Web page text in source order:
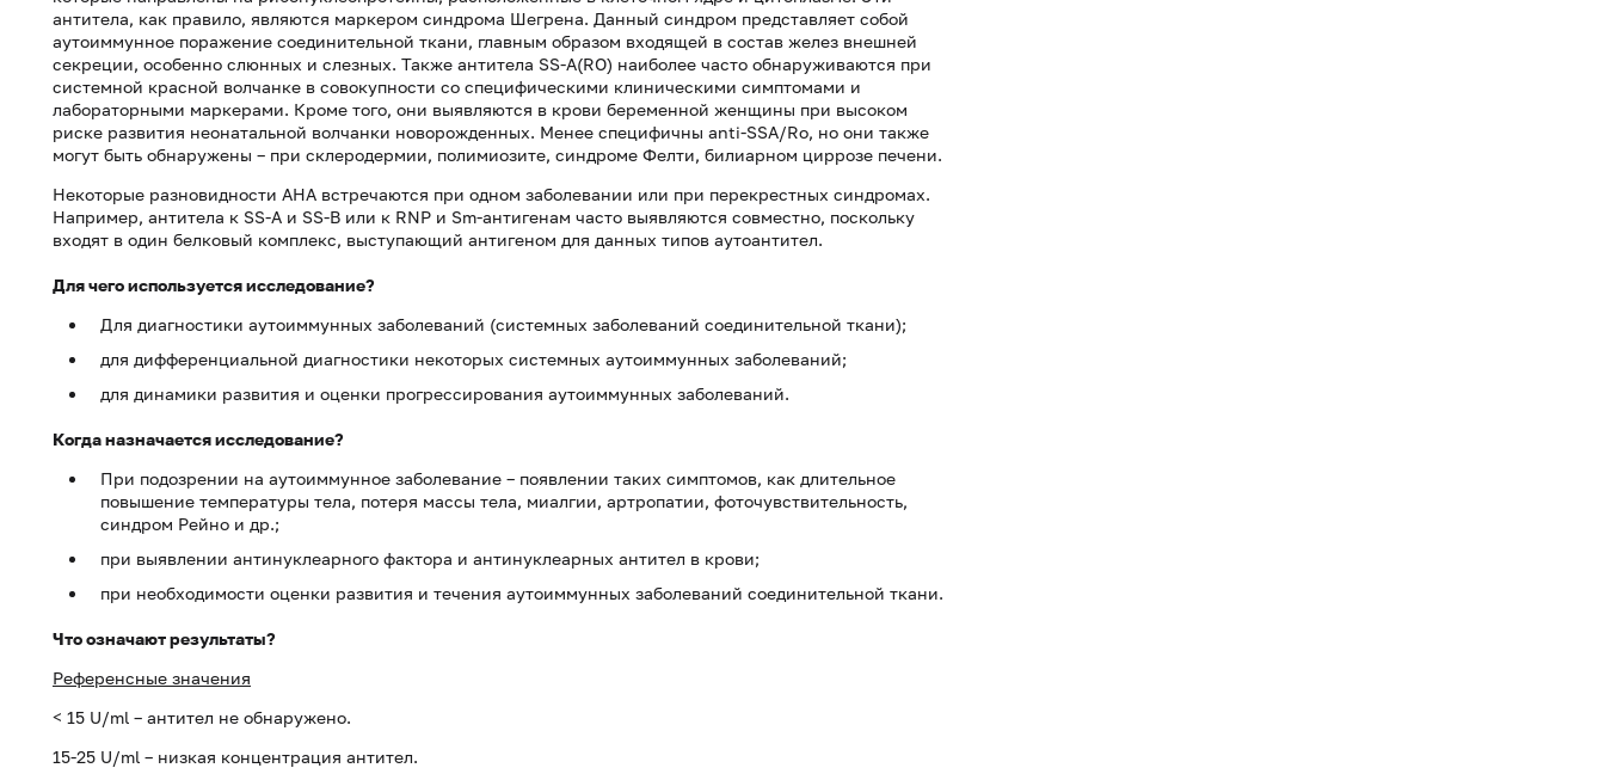
антитела, как правило, являются маркером синдрома Шегрена. Данный синдром представляет собой
аутоиммунное поражение соединительной ткани, главным образом входящей в состав желез внешней
секреции, особенно слюнных и слезных. Также антитела SS-A(RO) наиболее часто обнаруживаются при
системной красной волчанке в совокупности со специфическими клиническими симптомами и
лабораторными маркерами. Кроме того, они выявляются в крови беременной женщины при высоком
риске развития неонатальной волчанки новорожденных. Менее специфичны anti-SSA/Ro, но они также
могут быть обнаружены – при склеродермии, полимиозите, синдроме Фелти, билиарном циррозе печени.
Некоторые разновидности АНА встречаются при одном заболевании или при перекрестных синдромах.
Например, антитела к SS-A и SS-B или к RNP и Sm-антигенам часто выявляются совместно, поскольку
входят в один белковый комплекс, выступающий антигеном для данных типов аутоантител.
Для чего используется исследование?
Для диагностики аутоиммунных заболеваний (системных заболеваний соединительной ткани);
для дифференциальной диагностики некоторых системных аутоиммунных заболеваний;
для динамики развития и оценки прогрессирования аутоиммунных заболеваний.
Когда назначается исследование?
При подозрении на аутоиммунное заболевание – появлении таких симптомов, как длительное
повышение температуры тела, потеря массы тела, миалгии, артропатии, фоточувствительность,
синдром Рейно и др.;
при выявлении антинуклеарного фактора и антинуклеарных антител в крови;
при необходимости оценки развития и течения аутоиммунных заболеваний соединительной ткани.
Что означают результаты?
Референсные значения
< 15 U/ml – антител не обнаружено.
15-25 U/ml – низкая концентрация антител.